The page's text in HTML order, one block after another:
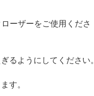
ーザーをご使用くださ
るようにしてください。
す。